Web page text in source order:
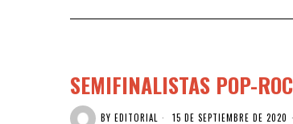
SEMIFINALISTAS POP-
BY EDITORIAL 15 DE SEPTIEMBRE DE 2020